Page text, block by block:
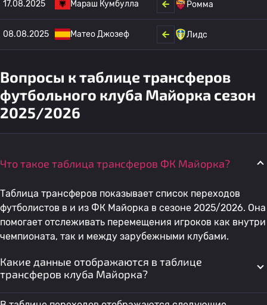
17.08.2025 Мараш Кумбулла Ромма
08.08.2025 Матео Джозеф Лидс
Вопросы к таблице трансферов
футбольного клуба Майорка сезон
2025/2026
Что такое таблица трансферов ФК Майорка?
Таблица трансферов показывает список переходов
футболистов в и из ФК Майорка в сезоне 2025/2026. Она
помогает отслеживать перемещения игроков как внутри
чемпионата, так и между зарубежными клубами.
Какие данные отображаются в таблице
трансферов клуба Майорка?